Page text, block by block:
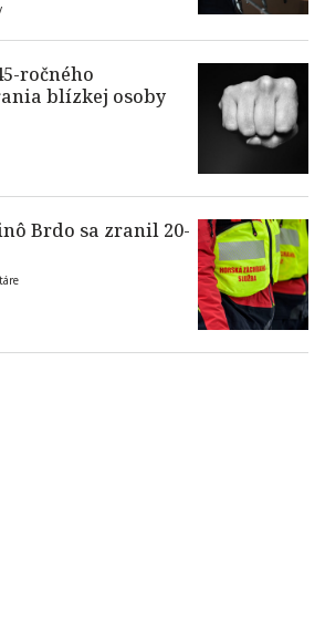
ročného
blízkej osoby
Brdo sa zranil 20-